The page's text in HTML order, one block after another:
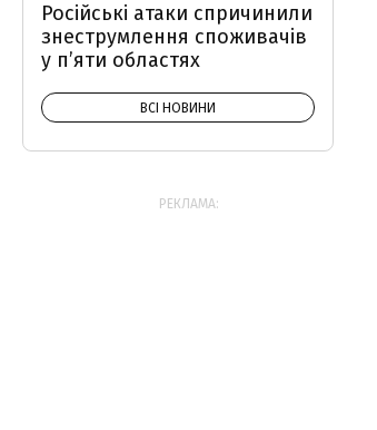
Російські атаки спричинили
знеструмлення споживачів
у п’яти областях
ВСІ НОВИНИ
РЕКЛАМА: